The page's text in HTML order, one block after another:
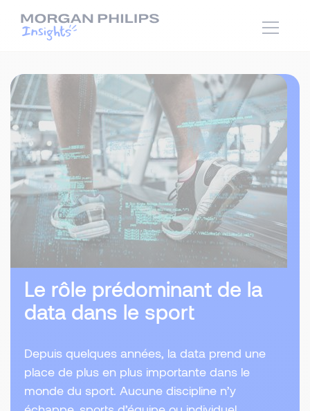
Le rôle prédominant de la
data dans le sport
Depuis quelques années, la data prend une
place de plus en plus importante dans le
monde du sport. Aucune discipline n’y